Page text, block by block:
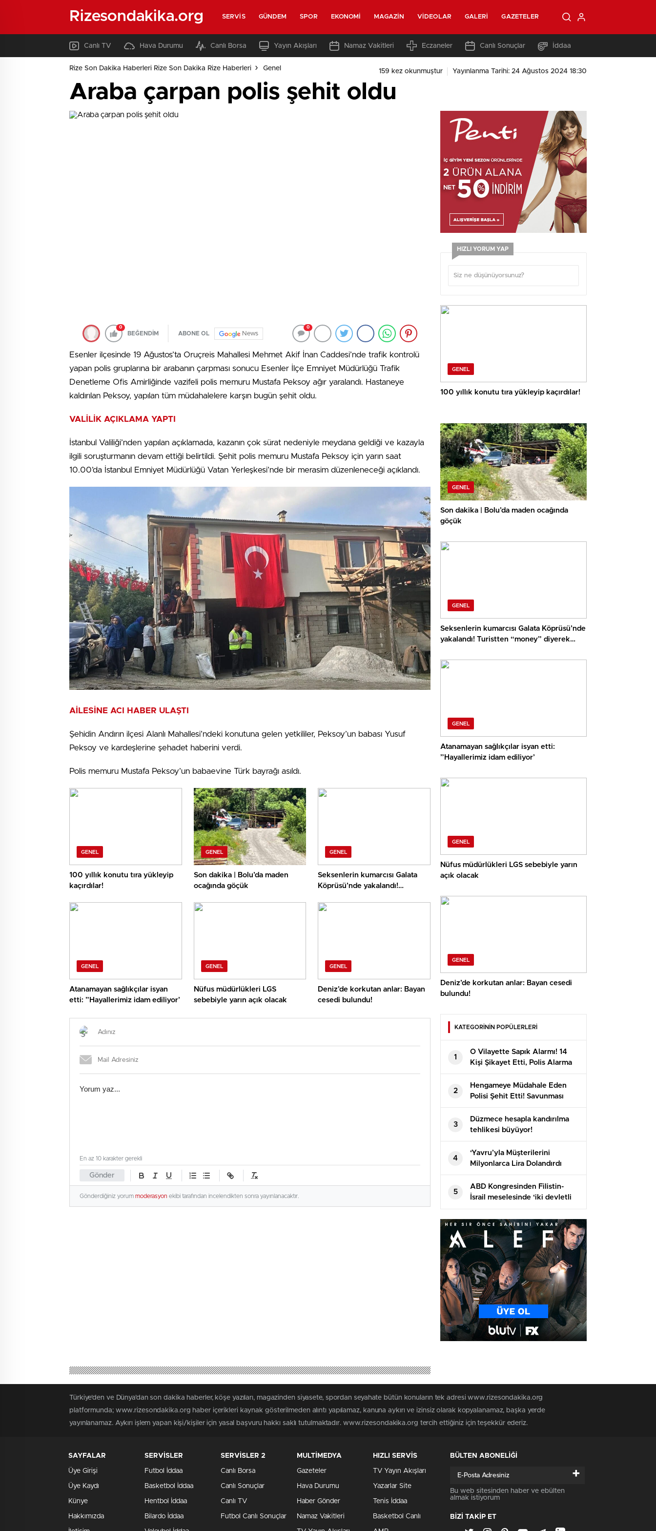
Rizesondakika.org SERVIS GÜNDEM SPOR EKONOMI MAGAZIN VIDEOLAR GALERI GAZETELER
Canlı TV Hava Durumu Canlı Borsa Yayın Akışları Namaz Vakitleri Eczaneler Canlı Sonuçlar İddaa
Rize Son Dakika Haberleri Rize Son Dakika Rize Haberleri Genel 159 kez okunmuştur Yayınlanma Tarihi: 24 Ağustos 2024 18:30
Araba çarpan polis şehit oldu
0
BEĞENDİM ABONE OL News
0
Esenler ilçesinde 19 Ağustos’ta Oruçreis Mahallesi Mehmet Akif İnan Caddesi’nde trafik kontrolü
yapan polis gruplarına bir arabanın çarpması sonucu Esenler İlçe Emniyet Müdürlüğü Trafik
Denetleme Ofis Amirliğinde vazifeli polis memuru Mustafa Peksoy ağır yaralandı. Hastaneye
kaldırılan Peksoy, yapılan tüm müdahalelere karşın bugün şehit oldu.
VALİLİK AÇIKLAMA YAPTI
İstanbul Valiliği’nden yapılan açıklamada, kazanın çok sürat nedeniyle meydana geldiği ve kazayla
ilgili soruşturmanın devam ettiği belirtildi. Şehit polis memuru Mustafa Peksoy için yarın saat
10.00’da İstanbul Emniyet Müdürlüğü Vatan Yerleşkesi’nde bir merasim düzenleneceği açıklandı.
AİLESİNE ACI HABER ULAŞTI
Şehidin Andırın ilçesi Alanlı Mahallesi’ndeki konutuna gelen yetkililer, Peksoy’un babası Yusuf
Peksoy ve kardeşlerine şehadet haberini verdi.
Polis memuru Mustafa Peksoy’un babaevine Türk bayrağı asıldı.
GENEL
100 yıllık konutu tıra yükleyip
kaçırdılar!
GENEL
Son dakika | Bolu’da maden
ocağında göçük
GENEL
Seksenlerin kumarcısı Galata
Köprüsü’nde yakalandı!
istedi
GENEL
Atanamayan sağlıkçılar isyan
etti: ”Hayallerimiz idam ediliyor’
GENEL
Nüfus müdürlükleri LGS
sebebiyle yarın açık olacak
GENEL
Deniz’de korkutan anlar: Bayan
cesedi bulundu!
Gönder
En az 10 karakter gerekli
Gönderdiğiniz yorum moderasyon ekibi tarafından incelendikten sonra yayınlanacaktır.
HIZLI YORUM YAP
GENEL
100 yıllık konutu tıra yükleyip kaçırdılar!
GENEL
Son dakika | Bolu’da maden ocağında
göçük
GENEL
Seksenlerin kumarcısı Galata Köprüsü’nde
yakalandı! Turistten “money” diyerek
GENEL
Atanamayan sağlıkçılar isyan etti:
”Hayallerimiz idam ediliyor’
GENEL
Nüfus müdürlükleri LGS sebebiyle yarın
açık olacak
GENEL
Deniz’de korkutan anlar: Bayan cesedi
bulundu!
KATEGORİNİN POPÜLERLERİ
1
O Vilayette Sapık Alarmı! 14
Kişi Şikayet Etti, Polis Alarma
Geçti
2
Hengameye Müdahale Eden
Polisi Şehit Etti! Savunması
Dikkat Çekti
3
Düzmece hesapla kandırılma
tehlikesi büyüyor!
4
‘Yavru’yla Müşterilerini
Milyonlarca Lira Dolandırdı
5
ABD Kongresinden Filistin-
İsrail meselesinde ‘iki devletli
çözüme’ destek
Türkiye'den ve Dünya’dan son dakika haberler, köşe yazıları, magazinden siyasete, spordan seyahate bütün konuların tek adresi www.rizesondakika.org
platformunda; www.rizesondakika.org haber içerikleri kaynak gösterilmeden alıntı yapılamaz, kanuna aykırı ve izinsiz olarak kopyalanamaz, başka yerde
yayınlanamaz. Aykırı işlem yapan kişi/kişiler için yasal başvuru hakkı saklı tutulmaktadır. www.rizesondakika.org tercih ettiğiniz için teşekkür ederiz.
SAYFALAR
Üye Girişi
Üye Kaydı
Künye
Hakkımızda
SERVİSLER
Futbol İddaa
Basketbol İddaa
Hentbol İddaa
Bilardo İddaa
SERVİSLER 2
Canlı Borsa
Canlı Sonuçlar
Canlı TV
Futbol Canlı Sonuçlar
MULTİMEDYA
Gazeteler
Hava Durumu
Haber Gönder
Namaz Vakitleri
HIZLI SERVİS
TV Yayın Akışları
Yazarlar Site
Tenis İddaa
Basketbol Canlı
BÜLTEN ABONELİĞİ
+
Bu web sitesinden haber ve ebülten
almak istiyorum
BİZİ TAKİP ET